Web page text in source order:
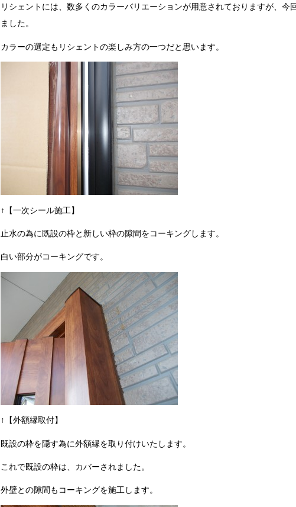
リシェントには、数多くのカラーバリエーションが用意されておりますが、
ました。
カラーの選定もリシェントの楽しみ方の一つだと思います。
↑【一次シール施工】
止水の為に既設の枠と新しい枠の隙間をコーキングします。
白い部分がコーキングです。
↑【外額縁取付】
既設の枠を隠す為に外額縁を取り付けいたします。
これで既設の枠は、カバーされました。
外壁との隙間もコーキングを施工します。